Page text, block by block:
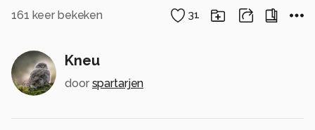
161 keer bekeken 31
Kneu
door spartarjen